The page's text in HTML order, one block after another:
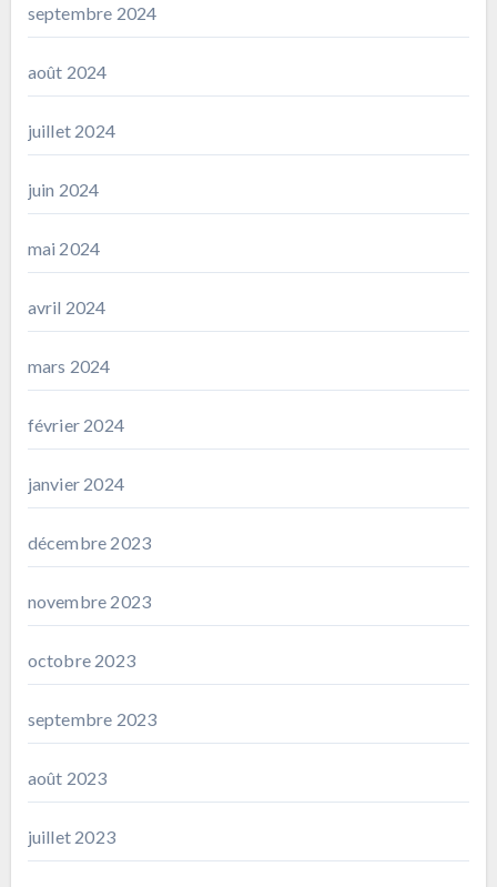
septembre 2024
août 2024
juillet 2024
juin 2024
mai 2024
avril 2024
mars 2024
février 2024
janvier 2024
décembre 2023
novembre 2023
octobre 2023
septembre 2023
août 2023
juillet 2023